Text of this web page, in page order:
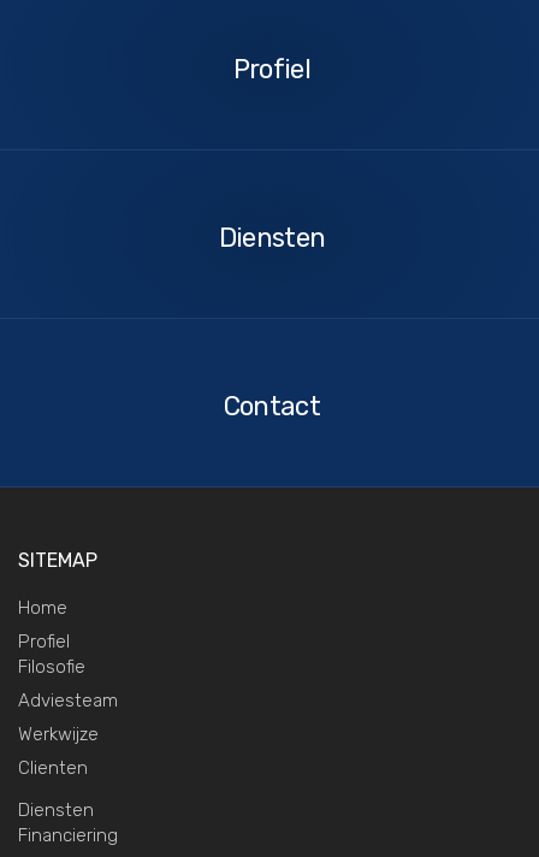
Profiel
Diensten
Contact
SITEMAP
Home
Profiel
Filosofie
Adviesteam
Werkwijze
Clienten
Diensten
Financiering